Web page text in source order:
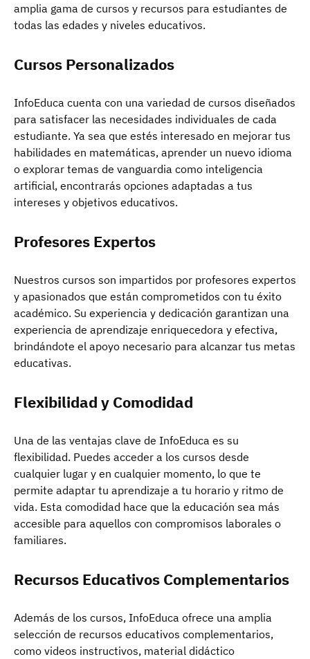
amplia gama de cursos y recursos para estudiantes de
todas las edades y niveles educativos.
Cursos Personalizados
InfoEduca cuenta con una variedad de cursos diseñados
para satisfacer las necesidades individuales de cada
estudiante. Ya sea que estés interesado en mejorar tus
habilidades en matemáticas, aprender un nuevo idioma
o explorar temas de vanguardia como inteligencia
artificial, encontrarás opciones adaptadas a tus
intereses y objetivos educativos.
Profesores Expertos
Nuestros cursos son impartidos por profesores expertos
y apasionados que están comprometidos con tu éxito
académico. Su experiencia y dedicación garantizan una
experiencia de aprendizaje enriquecedora y efectiva,
brindándote el apoyo necesario para alcanzar tus metas
educativas.
Flexibilidad y Comodidad
Una de las ventajas clave de InfoEduca es su
flexibilidad. Puedes acceder a los cursos desde
cualquier lugar y en cualquier momento, lo que te
permite adaptar tu aprendizaje a tu horario y ritmo de
vida. Esta comodidad hace que la educación sea más
accesible para aquellos con compromisos laborales o
familiares.
Recursos Educativos Complementarios
Además de los cursos, InfoEduca ofrece una amplia
selección de recursos educativos complementarios,
como videos instructivos, material didáctico